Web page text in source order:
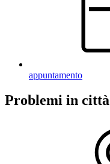
appuntamento
Problemi in città